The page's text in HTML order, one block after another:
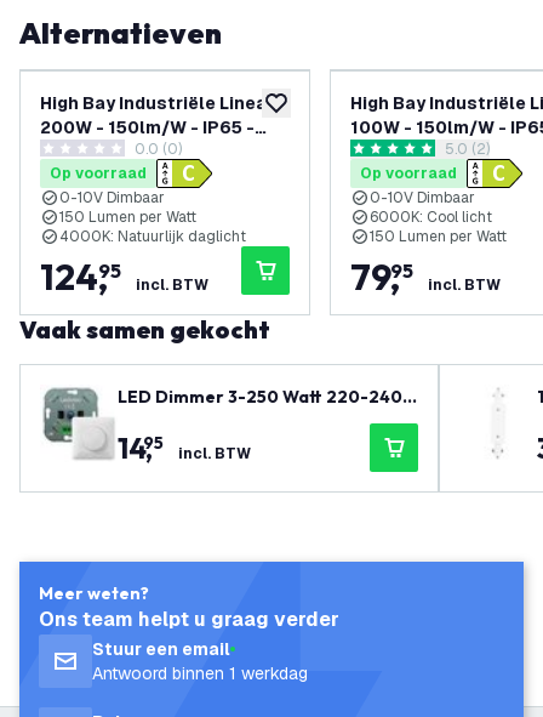
Alternatieven
toevoegen aan verlanglijst
High Bay Industriële Lineair
200W - 150lm/W - IP65 -
4000K - Dimbaar -
Magazijnverlichting - 5 Jaar
Garantie
0 score sterren0.0 (0)
Op voorraad
0-10V Dimbaar
150 Lumen per Watt
4000K: Natuurlijk daglicht
124,
95
incl. BTW
High Bay Industriële
100W - 150lm/W -
6000K - Dimbaar -
Magazijnverlichting
Garantie
reviews
5 score sterren5.0 (2)
Op voorraad
0-10V Dimbaar
6000K: Cool licht
150 Lumen per Watt
79,
95
incl. BTW
Vaak samen gekocht
LED Dimmer 3-250 Watt 220-240V
- Fase Afsnijding - Universeel - Co
mpleet
14,
95 incl. BTW
Meer weten?
Ons team helpt u graag verder
Stuur een email
Antwoord binnen 1 werkdag